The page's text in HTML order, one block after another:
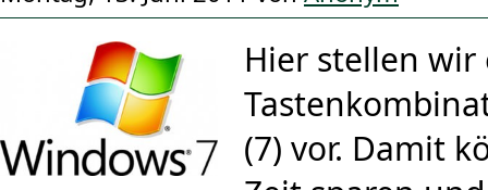
Hier stellen
(7) vor. Damit